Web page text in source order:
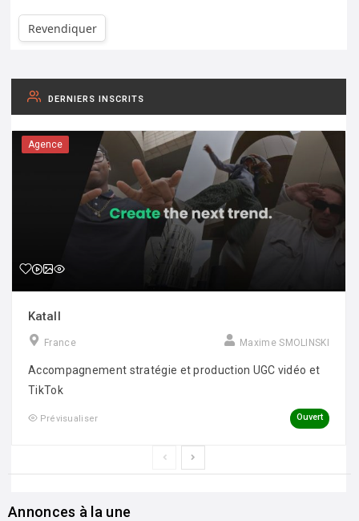
Revendiquer
DERNIERS INSCRITS
Agence
Katall
France Maxime SMOLINSKI
Accompagnement stratégie et production UGC vidéo et
TikTok
Prévisualiser Ouvert
Annonces à la une